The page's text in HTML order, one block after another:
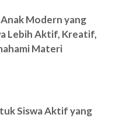
Modern yang
Lebih Aktif, Kreatif,
Materi
Siswa Aktif yang